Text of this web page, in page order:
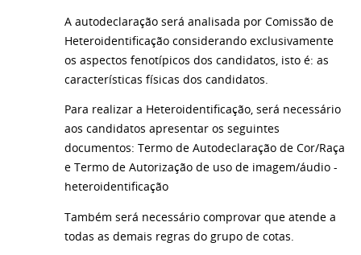
A autodeclaração será analisada por Comissão de
Heteroidentificação considerando exclusivamente
os aspectos fenotípicos dos candidatos, isto é: as
características físicas dos candidatos.
Para realizar a Heteroidentificação, será necessário
aos candidatos apresentar os seguintes
documentos: Termo de Autodeclaração de Cor/Raça
e Termo de Autorização de uso de imagem/áudio -
heteroidentificação
Também será necessário comprovar que atende a
todas as demais regras do grupo de cotas.